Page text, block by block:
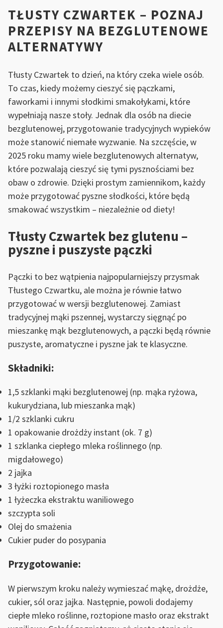
TŁUSTY CZWARTEK – POZNAJ
PRZEPISY NA BEZGLUTENOWE
ALTERNATYWY
Tłusty Czwartek to dzień, na który czeka wiele osób.
To czas, kiedy możemy cieszyć się pączkami,
faworkami i innymi słodkimi smakołykami, które
wypełniają nasze stoły. Jednak dla osób na diecie
bezglutenowej, przygotowanie tradycyjnych wypieków
może stanowić niemałe wyzwanie. Na szczęście, w
2025 roku mamy wiele bezglutenowych alternatyw,
które pozwalają cieszyć się tymi pysznościami bez
obaw o zdrowie. Dzięki prostym zamiennikom, każdy
może przygotować pyszne słodkości, które będą
smakować wszystkim – niezależnie od diety!
Tłusty Czwartek bez glutenu –
pyszne i puszyste pączki
Pączki to bez wątpienia najpopularniejszy przysmak
Tłustego Czwartku, ale można je równie łatwo
przygotować w wersji bezglutenowej. Zamiast
tradycyjnej mąki pszennej, wystarczy sięgnąć po
mieszankę mąk bezglutenowych, a pączki będą równie
puszyste, aromatyczne i pyszne jak te klasyczne.
Składniki:
1,5 szklanki mąki bezglutenowej (np. mąka ryżowa,
kukurydziana, lub mieszanka mąk)
1/2 szklanki cukru
1 opakowanie drożdży instant (ok. 7 g)
1 szklanka ciepłego mleka roślinnego (np.
migdałowego)
2 jajka
3 łyżki roztopionego masła
1 łyżeczka ekstraktu waniliowego
szczypta soli
Olej do smażenia
Cukier puder do posypania
Przygotowanie:
W pierwszym kroku należy wymieszać mąkę, drożdże,
cukier, sól oraz jajka. Następnie, powoli dodajemy
ciepłe mleko roślinne, roztopione masło oraz ekstrakt